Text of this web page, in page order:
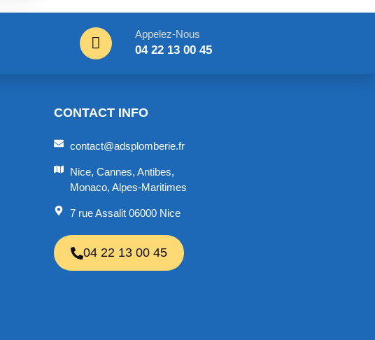
Appelez-Nous
04 22 13 00 45
CONTACT INFO
contact@adsplomberie.fr
Nice, Cannes, Antibes,
Monaco, Alpes-Maritimes
7 rue Assalit 06000 Nice
04 22 13 00 45